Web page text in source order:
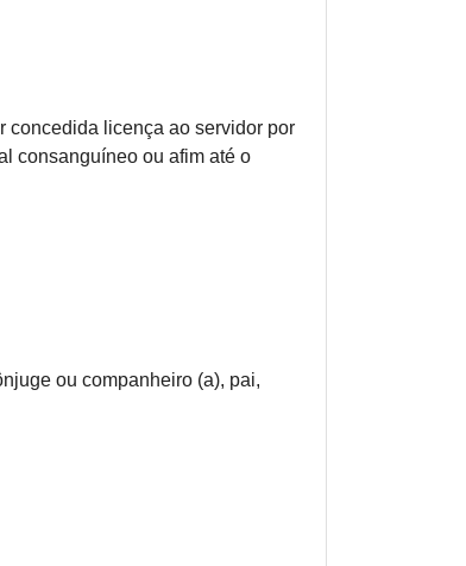
concedida licença ao servidor por
consanguíneo ou afim até o
ou companheiro (a), pai,